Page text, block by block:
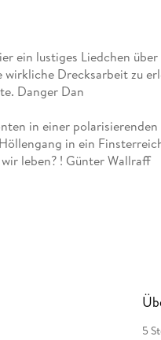
ein lustiges Liedchen
wirkliche Drecksarbeit zu
Danger Dan
in einer
in ein
leben? ! Günter Wallraff
5